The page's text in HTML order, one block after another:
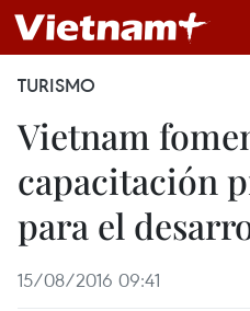
TURISMO
Vietnam
capacitación
para el
15/08/2016 09:41